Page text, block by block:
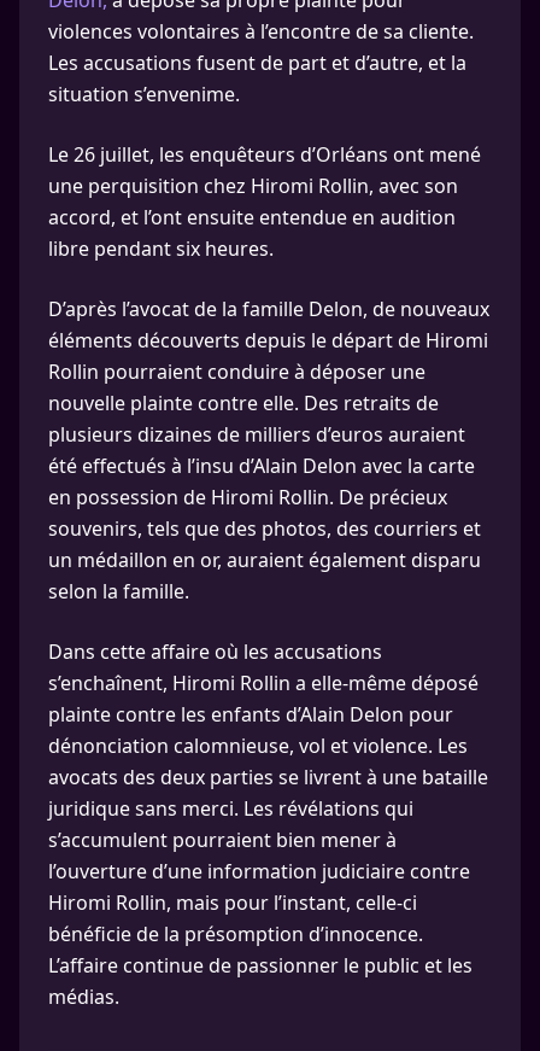
violences volontaires à l’encontre de sa cliente.
Les accusations fusent de part et d’autre, et la
situation s’envenime.
Le 26 juillet, les enquêteurs d’Orléans ont mené
une perquisition chez Hiromi Rollin, avec son
accord, et l’ont ensuite entendue en audition
libre pendant six heures.
D’après l’avocat de la famille Delon, de nouveaux
éléments découverts depuis le départ de Hiromi
Rollin pourraient conduire à déposer une
nouvelle plainte contre elle. Des retraits de
plusieurs dizaines de milliers d’euros auraient
été effectués à l’insu d’Alain Delon avec la carte
en possession de Hiromi Rollin. De précieux
souvenirs, tels que des photos, des courriers et
un médaillon en or, auraient également disparu
selon la famille.
Dans cette affaire où les accusations
s’enchaînent, Hiromi Rollin a elle-même déposé
plainte contre les enfants d’Alain Delon pour
dénonciation calomnieuse, vol et violence. Les
avocats des deux parties se livrent à une bataille
juridique sans merci. Les révélations qui
s’accumulent pourraient bien mener à
l’ouverture d’une information judiciaire contre
Hiromi Rollin, mais pour l’instant, celle-ci
bénéficie de la présomption d’innocence.
L’affaire continue de passionner le public et les
médias.